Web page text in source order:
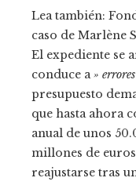
Lea también:
caso de Marlène
El expediente se
conduce a» errores
presupuesto
que hasta ahora
anual de unos
millones de
reajustarse tras